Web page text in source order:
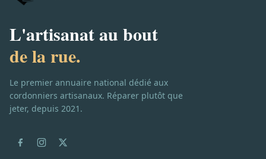
L'artisanat au bout
de la rue.
Le premier annuaire national dédié aux
cordonniers artisanaux. Réparer plutôt que
jeter, depuis 2021.